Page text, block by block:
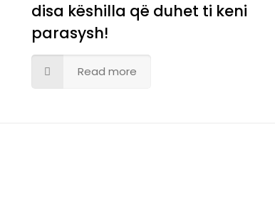
disa këshilla që duhet ti keni
parasysh!
Read more